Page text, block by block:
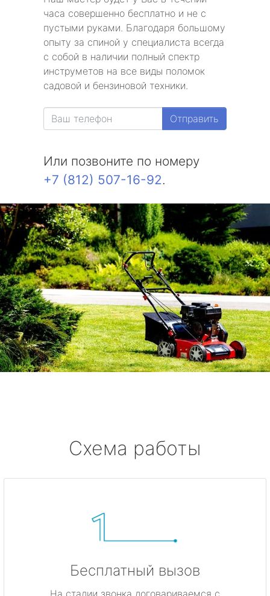
часа совершенно бесплатно и не с
пустыми руками. Благодаря большому
опыту за спиной у специалиста всегда
с собой в наличии полный спектр
инструметов на все виды поломок
садовой и бензиновой техники.
Отправить
Или позвоните по номеру
+7 (812) 507-16-92.
Схема работы
Бесплатный вызов